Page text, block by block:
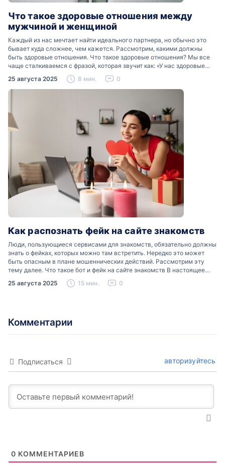
Что такое здоровые отношения между
мужчиной и женщиной
Каждый из нас мечтает найти идеального партнера, но обычно это
бывает куда сложнее, чем кажется. Рассмотрим, какими должны
быть здоровые отношения. Что такое здоровые отношения? Мы все
чаще сталкиваемся с фразой, которая звучит как: «У нас здоровые
отношения». Что именно подразумевается…
25 августа 2025 8 мин. 0
Как распознать фейк на сайте знакомств
Люди, пользующиеся сервисами для знакомств, обязательно должны
знать о фейках, которых можно там встретить. Нередко это может
быть опасным в плане мошеннических действий. Рассмотрим эту
тему далее. Что такое бот и фейк на сайте знакомств В настоящее
время можно встретить свою…
25 августа 2025 15 мин. 0
Комментарии
Подписаться авторизуйтесь
0 КОММЕНТАРИЕВ